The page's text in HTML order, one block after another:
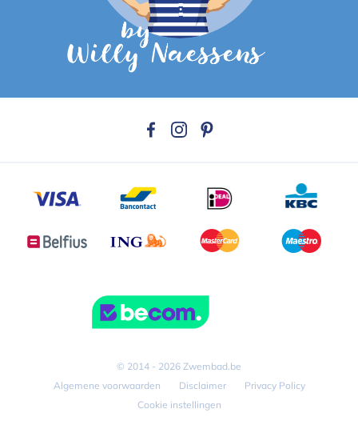
© 2014 - 2026 Zwembad.be
Algemene voorwaarden
Disclaimer
Privacy Policy
Cookie instellingen